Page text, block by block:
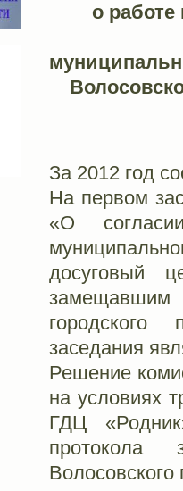
о
За 2012 год
На первом
«О
досуговый
замещавшим
заседания
Решение
на условиях
ГДЦ
протокола
Волосовского